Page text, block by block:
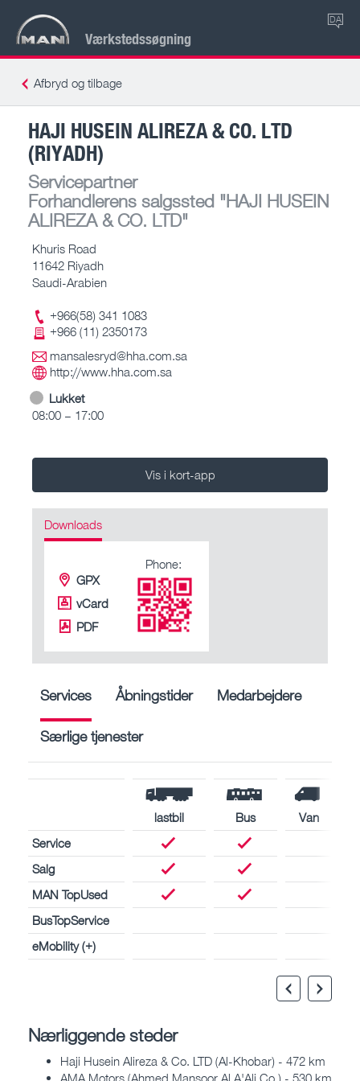
Værkstedssøgning
DA
Afbryd og tilbage
HAJI HUSEIN ALIREZA & CO. LTD
(RIYADH)
Servicepartner
Forhandlerens salgssted "HAJI HUSEIN
ALIREZA & CO. LTD"
Khuris Road
11642 Riyadh
Saudi-Arabien
+966(58) 341 1083
+966 (11) 2350173
mansalesryd@hha.com.sa
http://www.hha.com.sa
Lukket
08:00 – 17:00
Vis i kort-app
Downloads
GPX
vCard
PDF
Phone:
Services Åbningstider Medarbejdere
Særlige tjenester
lastbil Bus
Van
Service
Salg
MAN TopUsed
BusTopService
eMobility (+)
Nærliggende steder
Haji Husein Alireza & Co. LTD (Al-Khobar) - 472 km
AMA Motors (Ahmed Mansoor Al A'Ali Co.) - 530 km